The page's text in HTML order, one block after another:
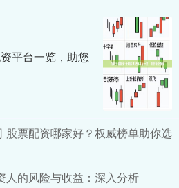
平台一览，助您
股票配资哪家好？权威榜单助你选
人的风险与收益：深入分析